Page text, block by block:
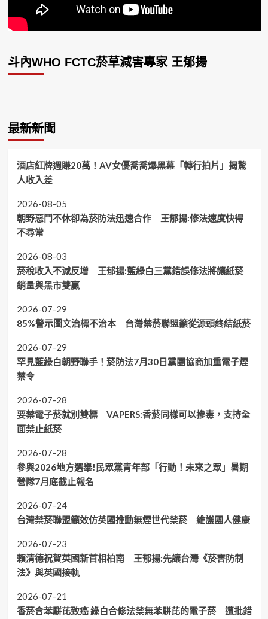
斗內WHO FCTC菸草減害專家 王郁揚
最新新聞
酒店紅牌週賺20萬！AV女優喬喬爆黑幕「轉行拍片」揭驚
人收入差
2026-08-05
朝野惡鬥不休卻為菸防法迅速合作 王郁揚:修法速度快得
不尋常
2026-08-03
菸稅收入不減反增 王郁揚:藍綠白三黨錯誤修法將讓紙菸
銷量與黑市雙贏
2026-07-29
85%警示圖文治標不治本 台灣禁菸聯盟籲從源頭終結紙菸
2026-07-29
罕見藍綠白朝野聯手！菸防法7月30日黨團協商加重電子煙
禁令
2026-07-28
要禁電子菸就別雙標 VAPERS:香菸同樣可以摻毒，支持全
面禁止紙菸
2026-07-28
參與2026地方選舉!民眾黨青年部「行動！未來之眾」暑期
營隊7月底截止報名
2026-07-24
台灣禁菸聯盟籲效仿英國推動無煙世代禁菸 維護國人健康
2026-07-23
賴清德祝賀英國新首相柏南 王郁揚:先讓台灣《菸害防制
法》與英國接軌
2026-07-21
香菸含苯駢芘致癌 綠白合修法禁無苯駢芘的電子菸 遭批錯